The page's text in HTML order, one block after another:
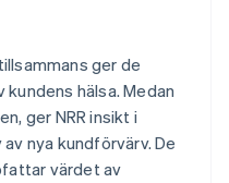
ger de
hälsa. Medan
ger NRR insikt i
nya kundförvärv. De
värdet av